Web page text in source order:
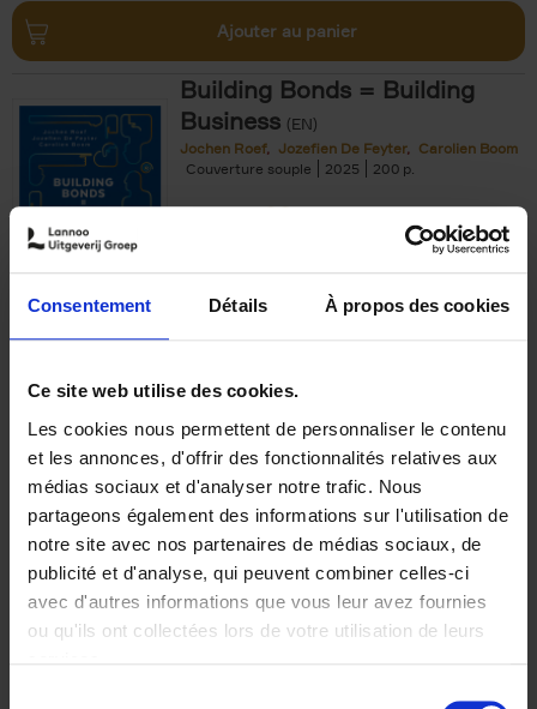
Consentement Détails À propos des cookies
Ce site web utilise des cookies.
Les cookies nous permettent de personnaliser le contenu
et les annonces, d'offrir des fonctionnalités relatives aux
médias sociaux et d'analyser notre trafic. Nous
partageons également des informations sur l'utilisation de
notre site avec nos partenaires de médias sociaux, de
publicité et d'analyse, qui peuvent combiner celles-ci
avec d'autres informations que vous leur avez fournies
ou qu'ils ont collectées lors de votre utilisation de leurs
Ajouter au panier
Building Bonds = Building
Business (EN)
Jochen Roef Jozefien De Feyter
Carolien Boom
Couverture souple
2025 200
€29,99
Optichannel Retail. Beyond
the Digital Hysteria
Gino Van Ossel
Autre finition
2019 350
€29,99